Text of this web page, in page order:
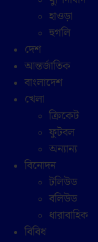
হাওড়া
হুগলি
দেশ
আন্তর্জাতিক
বাংলাদেশ
খেলা
ক্রিকেট
ফুটবল
অন্যান্য
বিনোদন
টলিউড
বলিউড
ধারাবাহিক
বিবিধ